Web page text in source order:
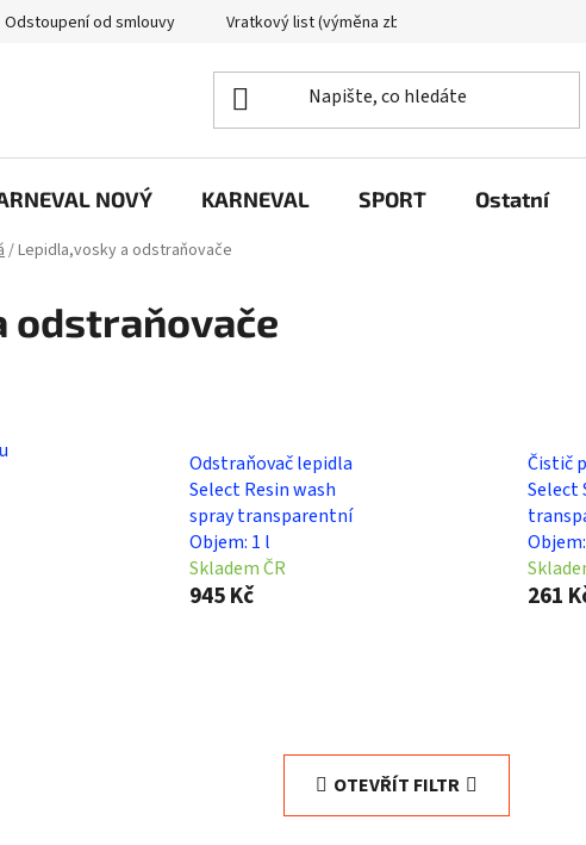
Odstoupení od smlouvy Vratkový list (výměna zboží)
NOVÝ KARNEVAL SPORT Ostatní
/Lepidla,vosky a odstraňovače
odstraňovače
Odstraňovač lepidla
Select Resin wash
spray transparentní
Objem: 1 l
Skladem ČR
945 Kč
Čistič
Select
261
OTEVŘÍT FILTR